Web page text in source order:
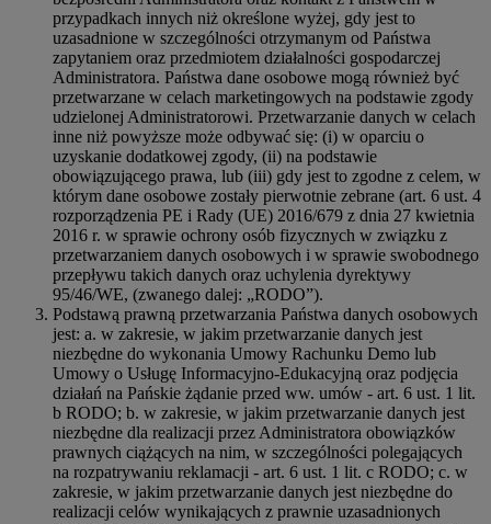
przypadkach innych niż określone wyżej, gdy jest to
uzasadnione w szczególności otrzymanym od Państwa
zapytaniem oraz przedmiotem działalności gospodarczej
Administratora. Państwa dane osobowe mogą również być
przetwarzane w celach marketingowych na podstawie zgody
udzielonej Administratorowi. Przetwarzanie danych w celach
inne niż powyższe może odbywać się: (i) w oparciu o
uzyskanie dodatkowej zgody, (ii) na podstawie
obowiązującego prawa, lub (iii) gdy jest to zgodne z celem, w
którym dane osobowe zostały pierwotnie zebrane (art. 6 ust. 4
rozporządzenia PE i Rady (UE) 2016/679 z dnia 27 kwietnia
2016 r. w sprawie ochrony osób fizycznych w związku z
przetwarzaniem danych osobowych i w sprawie swobodnego
przepływu takich danych oraz uchylenia dyrektywy
95/46/WE, (zwanego dalej: „RODO”).
Podstawą prawną przetwarzania Państwa danych osobowych
jest: a. w zakresie, w jakim przetwarzanie danych jest
niezbędne do wykonania Umowy Rachunku Demo lub
Umowy o Usługę Informacyjno-Edukacyjną oraz podjęcia
działań na Pańskie żądanie przed ww. umów - art. 6 ust. 1 lit.
b RODO; b. w zakresie, w jakim przetwarzanie danych jest
niezbędne dla realizacji przez Administratora obowiązków
prawnych ciążących na nim, w szczególności polegających
na rozpatrywaniu reklamacji - art. 6 ust. 1 lit. c RODO; c. w
zakresie, w jakim przetwarzanie danych jest niezbędne do
realizacji celów wynikających z prawnie uzasadnionych